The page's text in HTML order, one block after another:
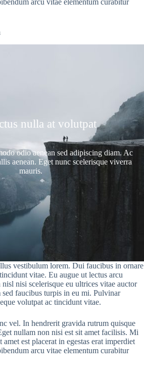
nulla at volutpat
odio aenean sed adipiscing diam. Ac
aenean. Eget nunc scelerisque viverra
mauris.
vestibulum lorem. Dui faucibus in ornare
vitae. Eu augue ut lectus arcu
nisi scelerisque eu ultrices vitae auctor
sed faucibus turpis in eu mi. Pulvinar
volutpat ac tincidunt vitae.
vel. In hendrerit gravida rutrum quisque
nullam non nisi est sit amet facilisis. Mi
amet est placerat in egestas erat imperdiet
arcu vitae elementum curabitur